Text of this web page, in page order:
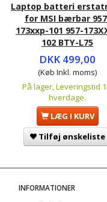
Laptop batteri
for MSI bærbar
173xxp-101 957-
102 BTY-L75
DKK 499,00
(Køb Inkl. moms)
På lager, Leveringstid
hverdage.
LÆG I KURV
Tilføj ønskeliste
INFORMATIONER